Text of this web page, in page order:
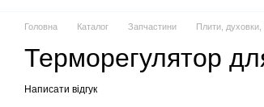
Головна Каталог Запчастини Плити, духовки,
Терморегулятор
Написати відгук